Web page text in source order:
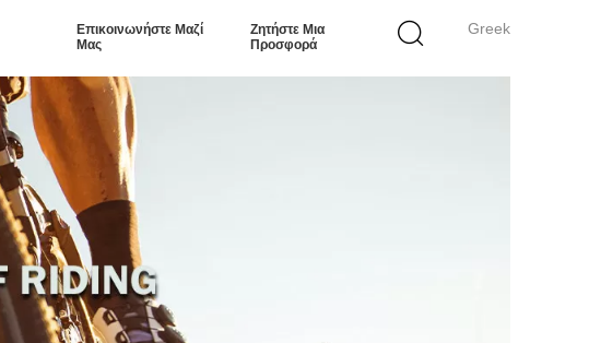
Greek
Επικοινωνήστε Μαζί
Μας
Ζητήστε Μια
Προσφορά